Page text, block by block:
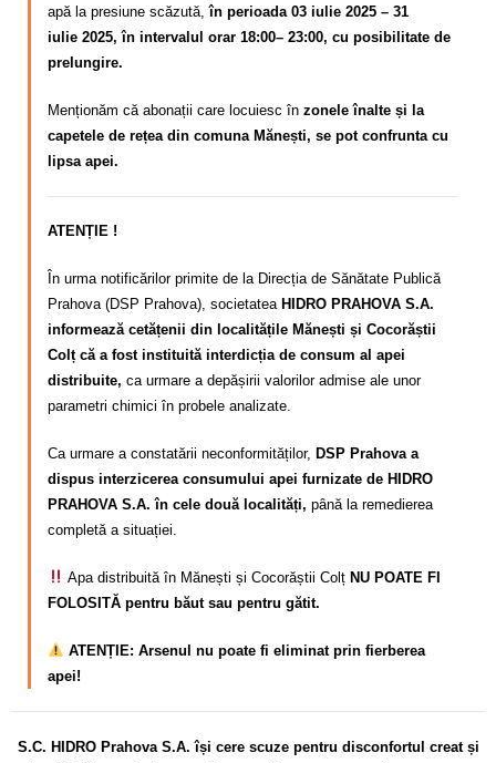
apă la presiune scăzută, în perioada 03 iulie 2025 – 31
iulie 2025, în intervalul orar 18:00– 23:00, cu posibilitate de
prelungire.
Menționăm că abonații care locuiesc în zonele înalte și la
capetele de rețea din comuna Mănești, se pot confrunta cu
lipsa apei.
ATENȚIE !
În urma notificărilor primite de la Direcția de Sănătate Publică
Prahova (DSP Prahova), societatea HIDRO PRAHOVA S.A.
informează cetățenii din localitățile Mănești și Cocorăștii
Colț că a fost instituită interdicția de consum al apei
distribuite, ca urmare a depășirii valorilor admise ale unor
parametri chimici în probele analizate.
Ca urmare a constatării neconformităților, DSP Prahova a
dispus interzicerea consumului apei furnizate de HIDRO
PRAHOVA S.A. în cele două localități, până la remedierea
completă a situației.
Apa distribuită în Mănești și Cocorăștii Colț NU POATE FI
FOLOSITĂ pentru băut sau pentru gătit.
ATENȚIE: Arsenul nu poate fi eliminat prin fierberea
apei!
S.C. HIDRO Prahova S.A. își cere scuze pentru disconfortul creat și